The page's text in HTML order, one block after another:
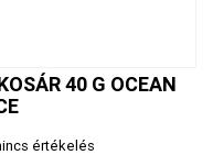
40 G OCEAN
értékelés